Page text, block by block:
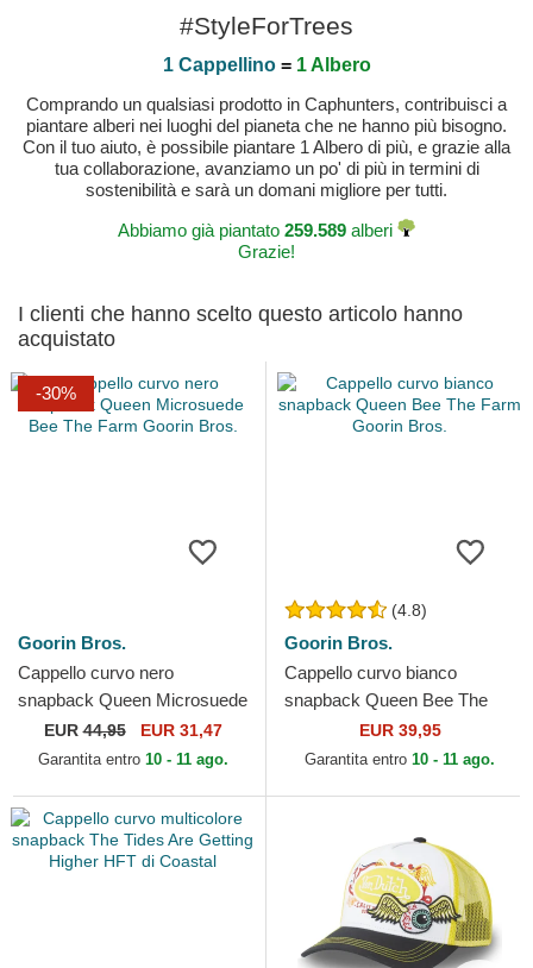
#StyleForTrees
1 Cappellino= 1 Albero
Comprando un qualsiasi prodotto in Caphunters, contribuisci a
piantare alberi nei luoghi del pianeta che ne hanno più bisogno.
Con il tuo aiuto, è possibile piantare 1 Albero di più, e grazie alla
tua collaborazione, avanziamo un po' di più in termini di
sostenibilità e sarà un domani migliore per tutti.
Abbiamo già piantato 259.589 alberi
Grazie!
I clienti che hanno scelto questo articolo hanno
acquistato
-30%
Goorin Bros.
Cappello curvo nero
snapback Queen Microsuede
Bee The Farm Goorin Bros.
EUR44,95 EUR 31,47
Garantita entro 10 - 11 ago.
(4.8)
Goorin Bros.
Cappello curvo bianco
snapback Queen Bee The
Farm Goorin Bros.
EUR 39,95
Garantita entro 10 - 11 ago.